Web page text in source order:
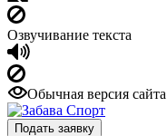
Озвучивание текста
Обычная версия сайта
Подать заявку